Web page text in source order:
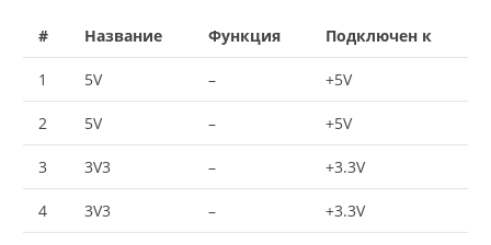
# Название Функция Подключен к
1 5V – +5V
2 5V – +5V
3 3V3 – +3.3V
4 3V3 – +3.3V